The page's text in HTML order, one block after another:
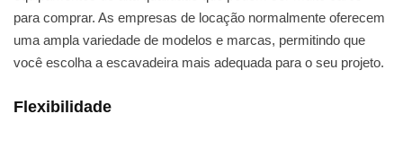
para comprar. As empresas de locação normalmente oferecem
uma ampla variedade de modelos e marcas, permitindo que
você escolha a escavadeira mais adequada para o seu projeto.
Flexibilidade